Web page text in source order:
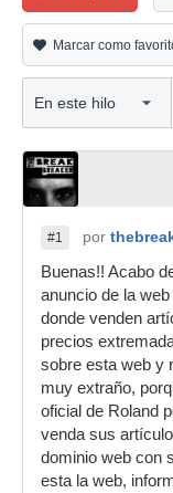
Marcar como
#1 por
Buenas!! Acabo
anuncio de la web
donde venden
precios
sobre esta web y
muy extraño,
oficial de Roland
venda sus
dominio web con
esta la web,